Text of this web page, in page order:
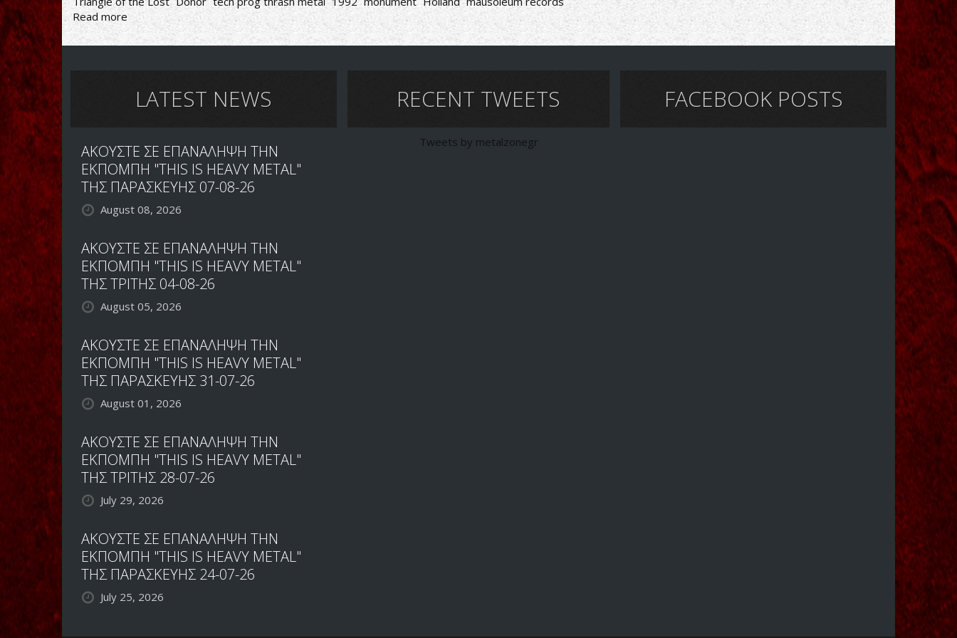
Read more about
Donor-
Triangle
LostLATEST NEWS
ΑΚΟΥΣΤΕ ΣΕ ΕΠΑΝΑΛΗΨΗ ΤΗΝ
ΕΚΠΟΜΠΗ "THIS IS HEAVY METAL"
ΤΗΣ ΠΑΡΑΣΚΕΥΗΣ 07-08-26
August 08, 2026
ΑΚΟΥΣΤΕ ΣΕ ΕΠΑΝΑΛΗΨΗ ΤΗΝ
ΕΚΠΟΜΠΗ "THIS IS HEAVY METAL"
ΤΗΣ ΤΡΙΤΗΣ 04-08-26
August 05, 2026
ΑΚΟΥΣΤΕ ΣΕ ΕΠΑΝΑΛΗΨΗ ΤΗΝ
ΕΚΠΟΜΠΗ "THIS IS HEAVY METAL"
ΤΗΣ ΠΑΡΑΣΚΕΥΗΣ 31-07-26
August 01, 2026
ΑΚΟΥΣΤΕ ΣΕ ΕΠΑΝΑΛΗΨΗ ΤΗΝ
ΕΚΠΟΜΠΗ "THIS IS HEAVY METAL"
ΤΗΣ ΤΡΙΤΗΣ 28-07-26
July 29, 2026
ΑΚΟΥΣΤΕ ΣΕ ΕΠΑΝΑΛΗΨΗ ΤΗΝ
ΕΚΠΟΜΠΗ "THIS IS HEAVY METAL"
ΤΗΣ ΠΑΡΑΣΚΕΥΗΣ 24-07-26
July 25, 2026
RECENT TWEETS
Tweets by metalzonegr
FACEBOOK POSTS